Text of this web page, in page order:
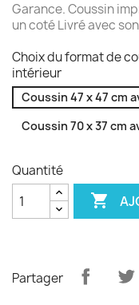
Garance. Coussin
un coté Livré avec
Choix du format de
intérieur
Coussin 47 x 47 cm
Coussin 70 x 37 cm
Quantité

Partager